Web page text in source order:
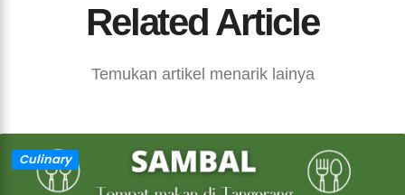
Related Article
Temukan artikel menarik lainya
Culinary